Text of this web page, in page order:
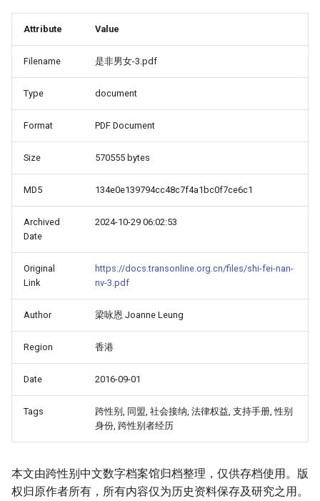
Attribute Value
Filename 是非男女-3.pdf
Type document
Format PDF Document
Size 570555 bytes
MD5 134e0e139794cc48c7f4a1bc0f7ce6c1
Archived
Date
2024-10-29 06:02:53
Original
Link
https://docs.transonline.org.cn/files/shi-fei-nan-
nv-3.pdf
Author 梁咏恩 Joanne Leung
Region 香港
Date 2016-09-01
Tags
跨性别, 同盟, 社会接纳, 法律权益, 支持手册, 性别
身份, 跨性别者经历
本文由跨性别中文数字档案馆归档整理，仅供存档使用。版
权归原作者所有，所有内容仅为历史资料保存及研究之用。